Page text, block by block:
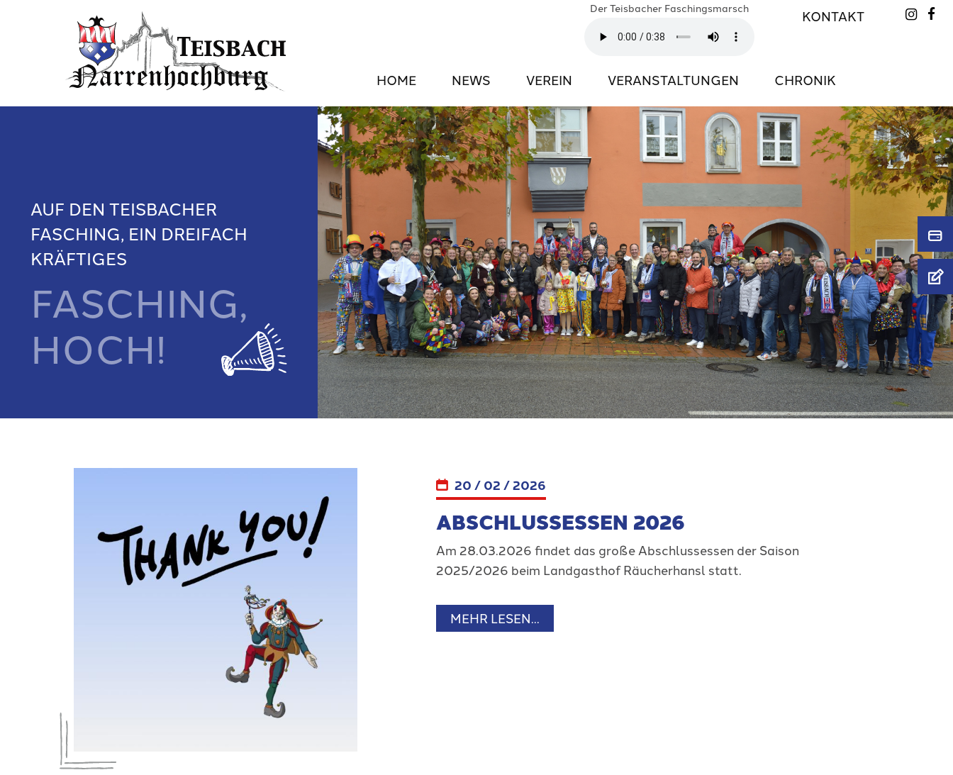
HOME NEWS VEREIN VERANSTALTUNGEN CHRONIK
KONTAKT
Der Teisbacher Faschingsmarsch  
AUF DEN TEISBACHER
FASCHING, EIN DREIFACH
KRÄFTIGES
FASCHING,
HOCH!
20 / 02 / 2026
ABSCHLUSSESSEN 2026
Am 28.03.2026 findet das große Abschlussessen der Saison
2025/2026 beim Landgasthof Räucherhansl statt.
MEHR LESEN...